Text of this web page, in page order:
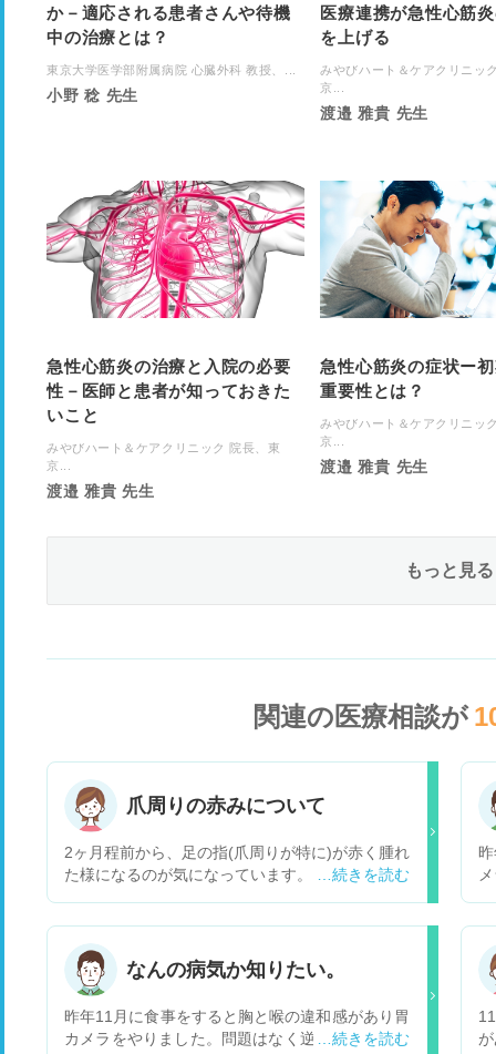
か－適応される患者さんや待機
中の治療とは？
東京大学医学部附属病院 心臓外科 教授、...
小野 稔 先生
医療連携が急性心筋
を上げる
みやびハート＆ケアクリニッ
京...
渡邉 雅貴 先生
急性心筋炎の治療と入院の必要
性－医師と患者が知っておきた
いこと
みやびハート＆ケアクリニック 院長、東
京...
渡邉 雅貴 先生
急性心筋炎の症状ー
重要性とは？
みやびハート＆ケアクリニッ
京...
渡邉 雅貴 先生
もっと見る
関連の医療相談が
爪周りの赤みについて
2ヶ月程前から、足の指(爪周りが特に)が赤く腫れ
た様になるのが気になっています。 普段はだいた
あたりが赤く見えます。 今は夏なのでしもやけに
はならないしなんかおかしいなぁと思っているの
ですが、病院になかなか行く時間を作れないた
め、ネットで調べると皮膚筋炎という病気に私の
症状が近いと思いました。 他の自覚症状は微熱と
なんの病気か知りたい。
昨年11月に食事をすると胸と喉の違和感があり胃
カメラをやりました。問題はなく逆流性食道炎と